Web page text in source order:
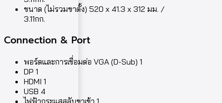
ขนาด (ไม่รวมขาตั้ง) 520 x 41.3 x 312 มม. /
3.11กก.
Connection & Port
พอร์ตและการเชื่อมต่อ VGA (D-Sub) 1
DP 1
HDMI 1
USB 4